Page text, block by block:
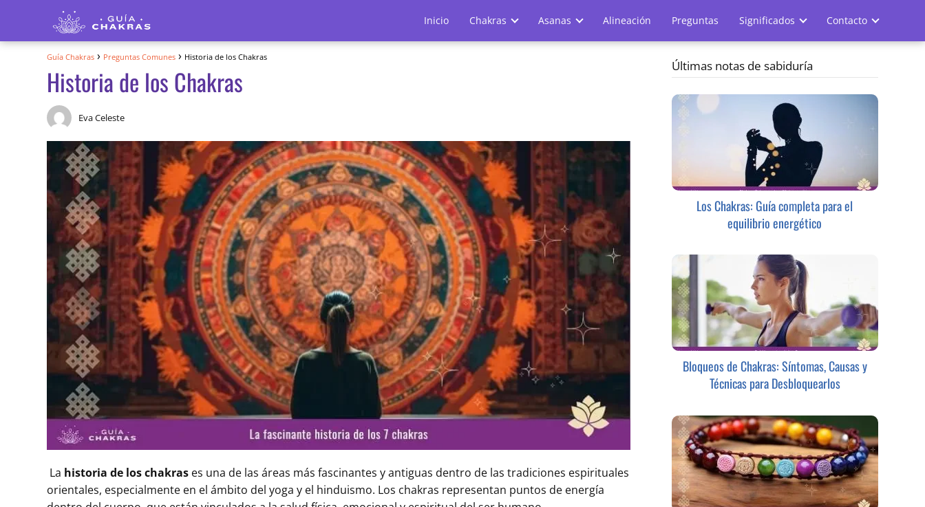
Inicio Chakras Asanas Alineación Preguntas Significados Contacto
Guía Chakras Preguntas Comunes Historia de los Chakras
Historia de los Chakras
Eva Celeste
La historia de los chakras es una de las áreas más fascinantes y antiguas dentro de las tradiciones espirituales
orientales, especialmente en el ámbito del yoga y el hinduismo. Los chakras representan puntos de energía
Últimas notas de sabiduría
Los Chakras: Guía completa para el
equilibrio energético
Bloqueos de Chakras: Síntomas, Causas y
Técnicas para Desbloquearlos